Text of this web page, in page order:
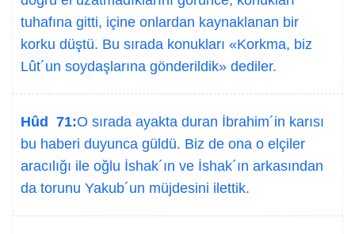
tuhafına gitti, içine onlardan kaynaklanan bir
korku düştü. Bu sırada konukları «Korkma, biz
Lût´un soydaşlarına gönderildik» dediler.
Hûd 71:O sırada ayakta duran İbrahim´in karısı
bu haberi duyunca güldü. Biz de ona o elçiler
aracılığı ile oğlu İshak´ın ve İshak´ın arkasından
da torunu Yakub´un müjdesini ilettik.